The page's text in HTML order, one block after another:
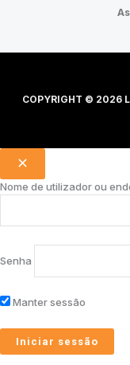
COPYRIGHT © 2026
Nome de utilizador ou
Senha
Manter sessão